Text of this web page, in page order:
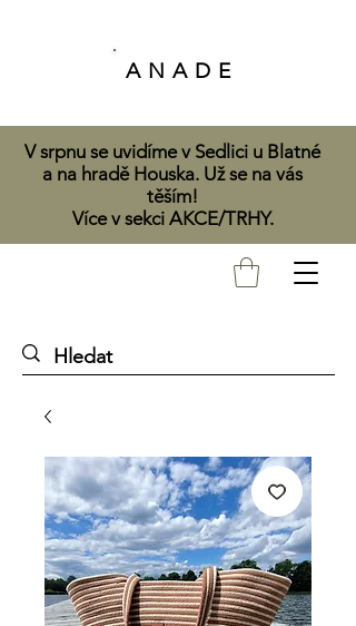
V srpnu se uvidíme v Sedlici u Blatné
a na hradě Houska. Už se na vás
těším!
Více v sekci AKCE/TRHY.
A N A D E